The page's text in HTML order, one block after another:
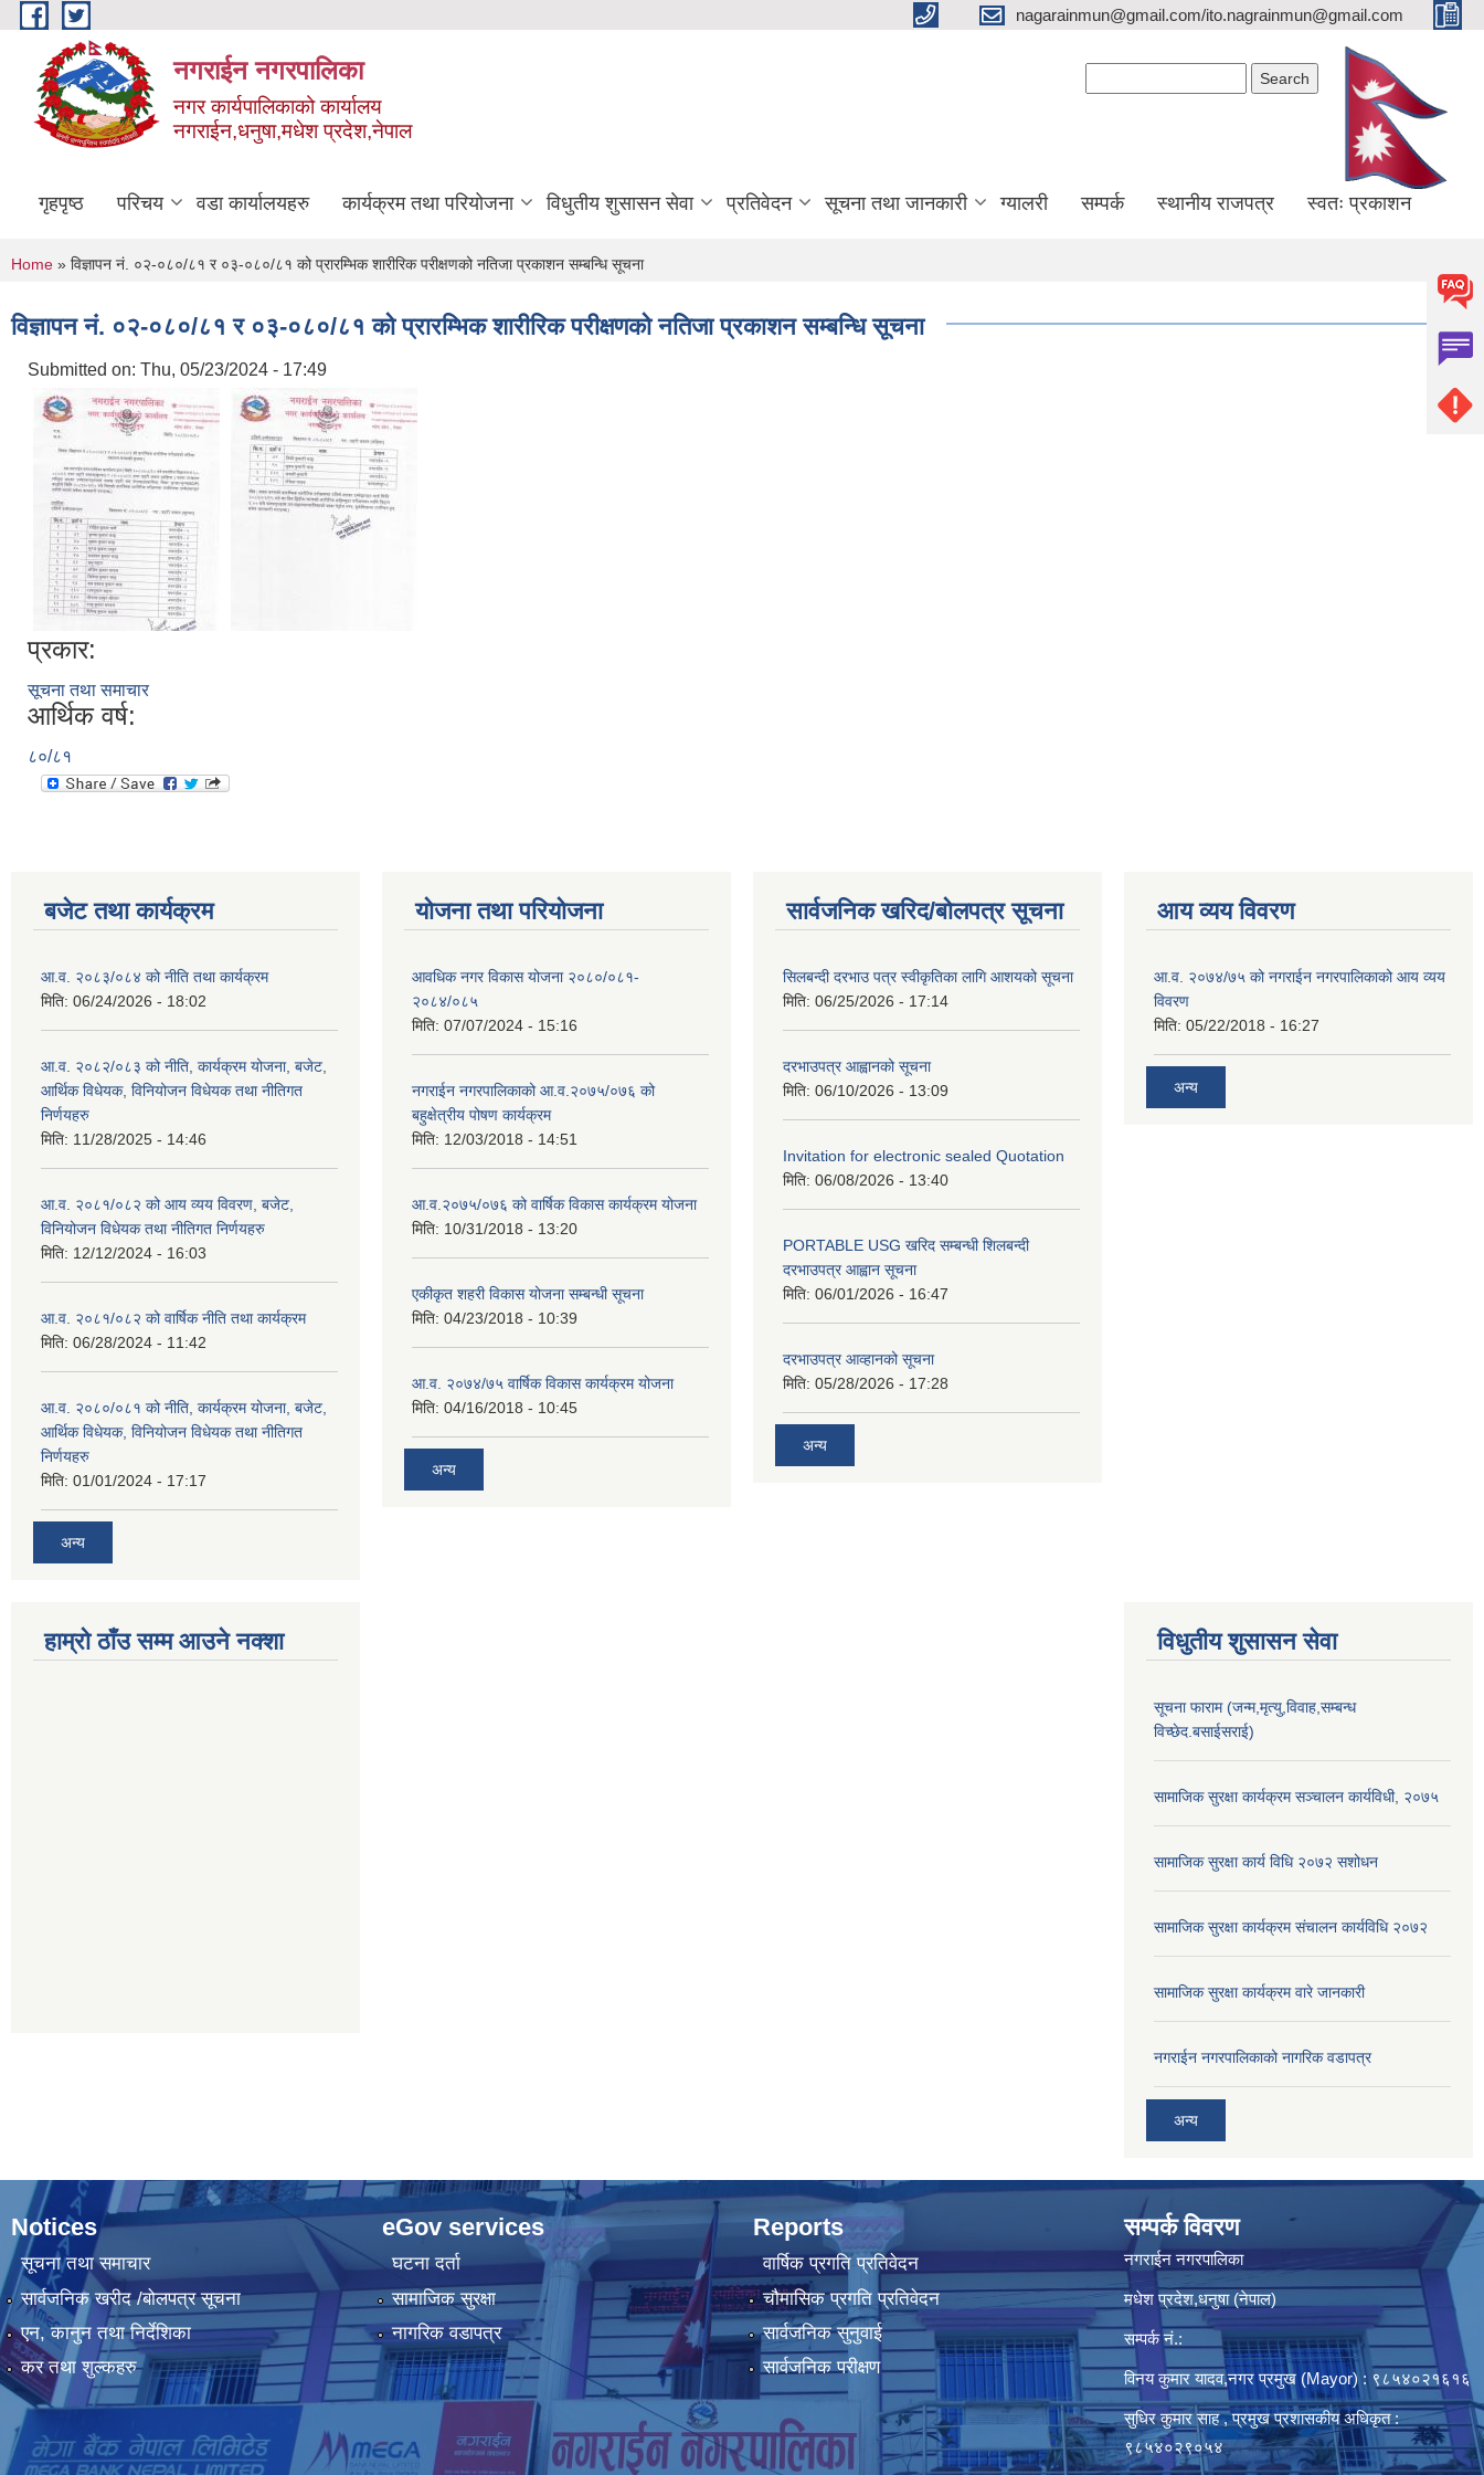
Skip to main content nagarainmun@gmail.com/ito.nagrainmun@gmail.com
नगराईन नगरपालिका
नगर कार्यपालिकाको कार्यालय
नगराईन,धनुषा,मधेश प्रदेश,नेपाल
गृहपृष्ठ परिचय वडा कार्यालयहरु कार्यक्रम तथा परियोजना विधुतीय शुसासन सेवा प्रतिवेदन सूचना तथा जानकारी ग्यालरी सम्पर्क स्थानीय राजपत्र स्वतः प्रकाशन
You are here
Home » विज्ञापन नं. ०२-०८०/८१ र ०३-०८०/८१ को प्रारम्भिक शारीरिक परीक्षणको नतिजा प्रकाशन सम्बन्धि सूचना
विज्ञापन नं. ०२-०८०/८१ र ०३-०८०/८१ को प्रारम्भिक शारीरिक परीक्षणको नतिजा प्रकाशन सम्बन्धि सूचना
Submitted on: Thu, 05/23/2024 - 17:49
प्रकार:
सूचना तथा समाचार
आर्थिक वर्ष:
८०/८१
बजेट तथा कार्यक्रम
आ.व. २०८३/०८४ को नीति तथा कार्यक्रम
मिति: 06/24/2026 - 18:02
आ.व. २०८२/०८३ को नीति, कार्यक्रम योजना, बजेट,
आर्थिक विधेयक, विनियोजन विधेयक तथा नीतिगत
निर्णयहरु
मिति: 11/28/2025 - 14:46
आ.व. २०८१/०८२ को आय व्यय विवरण, बजेट,
विनियोजन विधेयक तथा नीतिगत निर्णयहरु
मिति: 12/12/2024 - 16:03
आ.व. २०८१/०८२ को वार्षिक नीति तथा कार्यक्रम
मिति: 06/28/2024 - 11:42
आ.व. २०८०/०८१ को नीति, कार्यक्रम योजना, बजेट,
आर्थिक विधेयक, विनियोजन विधेयक तथा नीतिगत
निर्णयहरु
मिति: 01/01/2024 - 17:17
अन्य
योजना तथा परियोजना
आवधिक नगर विकास योजना २०८०/०८१-
२०८४/०८५
मिति: 07/07/2024 - 15:16
नगराईन नगरपालिकाको आ.व.२०७५/०७६ को
बहुक्षेत्रीय पोषण कार्यक्रम
मिति: 12/03/2018 - 14:51
आ.व.२०७५/०७६ को वार्षिक विकास कार्यक्रम योजना
मिति: 10/31/2018 - 13:20
एकीकृत शहरी विकास योजना सम्बन्धी सूचना
मिति: 04/23/2018 - 10:39
आ.व. २०७४/७५ वार्षिक विकास कार्यक्रम योजना
मिति: 04/16/2018 - 10:45
अन्य
सार्वजनिक खरिद/बोलपत्र सूचना
सिलबन्दी दरभाउ पत्र स्वीकृतिका लागि आशयको सूचना
मिति: 06/25/2026 - 17:14
दरभाउपत्र आह्वानको सूचना
मिति: 06/10/2026 - 13:09
Invitation for electronic sealed Quotation
मिति: 06/08/2026 - 13:40
PORTABLE USG खरिद सम्बन्धी शिलबन्दी
दरभाउपत्र आह्वान सूचना
मिति: 06/01/2026 - 16:47
दरभाउपत्र आव्हानको सूचना
मिति: 05/28/2026 - 17:28
अन्य
आय व्यय विवरण
आ.व. २०७४/७५ को नगराईन नगरपालिकाको आय व्यय
विवरण
मिति: 05/22/2018 - 16:27
अन्य
हाम्रो ठाँउ सम्म आउने नक्शा विधुतीय शुसासन सेवा
सूचना फाराम (जन्म,मृत्यु,विवाह,सम्बन्ध
विच्छेद.बसाईसराई)
सामाजिक सुरक्षा कार्यक्रम सञ्चालन कार्यविधी, २०७५
सामाजिक सुरक्षा कार्य विधि २०७२ स‌शोधन
सामाजिक सुरक्षा कार्यक्रम संचालन कार्यविधि २०७२
सामाजिक सुरक्षा कार्यक्रम वारे जानकारी
नगराईन नगरपालिकाको नागरिक वडापत्र
अन्य
Notices
सूचना तथा समाचार
सार्वजनिक खरीद /बोलपत्र सूचना
एन, कानुन तथा निर्देशिका
कर तथा शुल्कहरु
eGov services
घटना दर्ता
सामाजिक सुरक्षा
नागरिक वडापत्र
Reports
वार्षिक प्रगति प्रतिवेदन
चौमासिक प्रगति प्रतिवेदन
सार्वजनिक सुनुवाई
सार्वजनिक परीक्षण
सम्पर्क विवरण
नगराईन नगरपालिका
मधेश प्रदेश,धनुषा (नेपाल)
सम्पर्क नं.:
विनय कुमार यादव,नगर प्रमुख (Mayor) : ९८५४०२१६१६
सुधिर कुमार साह , प्रमुख प्रशासकीय अधिकृत :
९८५४०२९०५४